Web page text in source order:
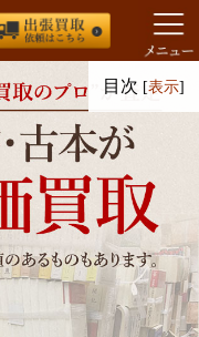
目次 [表示]